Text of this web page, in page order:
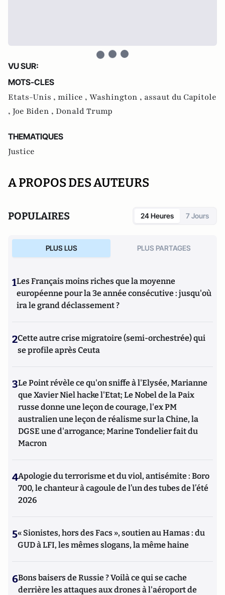
VU SUR:
MOTS-CLES
Etats-Unis , milice , Washington , assaut du Capitole
, Joe Biden , Donald Trump
THEMATIQUES
Justice
A PROPOS DES AUTEURS
POPULAIRES 24 Heures 7 Jours
PLUS LUS PLUS PARTAGES
1Les Français moins riches que la moyenne
européenne pour la 3e année consécutive : jusqu'où
ira le grand déclassement ?
2Cette autre crise migratoire (semi-orchestrée) qui
se profile après Ceuta
3Le Point révèle ce qu'on sniffe à l'Elysée, Marianne
que Xavier Niel hacke l'Etat; Le Nobel de la Paix
russe donne une leçon de courage, l'ex PM
australien une leçon de réalisme sur la Chine, la
DGSE une d'arrogance; Marine Tondelier fait du
Macron
4Apologie du terrorisme et du viol, antisémite : Boro
700, le chanteur à cagoule de l’un des tubes de l’été
2026
5« Sionistes, hors des Facs », soutien au Hamas : du
GUD à LFI, les mêmes slogans, la même haine
6Bons baisers de Russie ? Voilà ce qui se cache
derrière les attaques aux drones à l'aéroport de